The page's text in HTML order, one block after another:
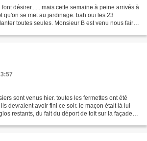
désirer...... mais cette semaine à peine arrivés à
qu'on se met au jardinage. bah oui les 23
toutes seules. Monsieur B est venu nous faire
sont venus hier. toutes les fermettes ont été
devraient avoir fini ce soir. le maçon était là lui
restants, du fait du déport de toit sur la façade